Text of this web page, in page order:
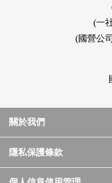
(一
(國營公
關於我們
隱私保護條款